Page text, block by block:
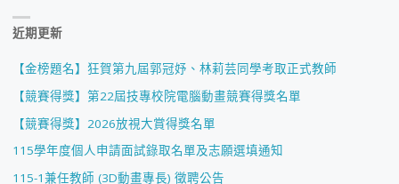
近期更新
【金榜題名】狂賀第九屆郭冠妤、林莉芸同學考取正式教師
【競賽得獎】第22屆技專校院電腦動畫競賽得獎名單
【競賽得獎】2026放視大賞得獎名單
115學年度個人申請面試錄取名單及志願選填通知
115-1兼任教師 (3D動畫專長) 徵聘公告